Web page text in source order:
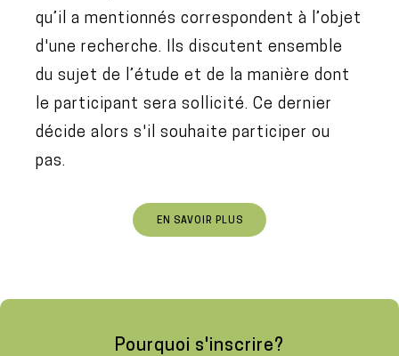
qu’il a mentionnés correspondent à l’objet
d'une recherche. Ils discutent ensemble
du sujet de l’étude et de la manière dont
le participant sera sollicité. Ce dernier
décide alors s'il souhaite participer ou
pas.
EN SAVOIR PLUS
Pourquoi s'inscrire?